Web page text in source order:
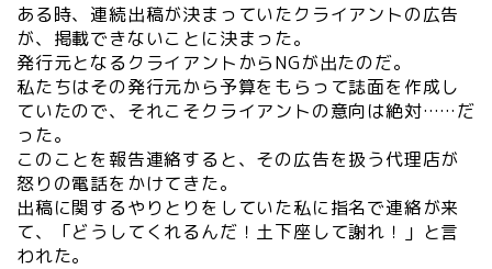
ある時、連続出稿が決まっていたクライアントの広告
が、掲載できないことに決まった。
発行元となるクライアントからNGが出たのだ。
私たちはその発行元から予算をもらって誌面を作成し
ていたので、それこそクライアントの意向は絶対……だ
った。
このことを報告連絡すると、その広告を扱う代理店が
怒りの電話をかけてきた。
出稿に関するやりとりをしていた私に指名で連絡が来
て、「どうしてくれるんだ！土下座して謝れ！」と言
われた。